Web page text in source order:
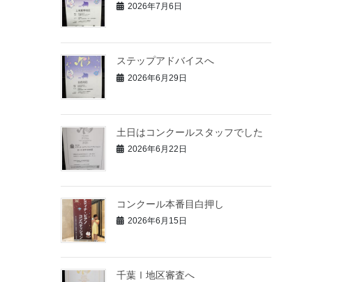
2026年7月6日
ステップアドバイスへ
2026年6月29日
土日はコンクールスタッフでした
2026年6月22日
コンクール本番目白押し
2026年6月15日
千葉Ⅰ地区審査へ